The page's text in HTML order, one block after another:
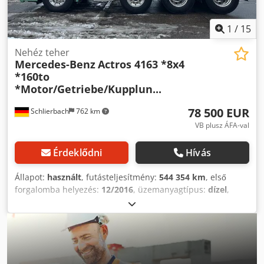
1 / 15
Schlierbach 762 km
Nehéz teher
Mercedes-BenzActros 4163 *8x4
*160to
*Motor/Getriebe/Kupplun...
78 500 EUR
VB plusz ÁFA-val
Érdeklődni Hívás
Állapot: használt, futásteljesítmény: 544 354 km, első
forgalomba helyezés: 12/2016, üzemanyagtípus: dízel,
, Gyártási év:
LS 8x4 GIGA - Space nehézteherszállító nyergesvontató,
160 tonna vontatási tömeg TELJES FELSZERELTSÉG! 18
hónappal ezelőtt: Eredeti Mercedes csere-motor, csere-
váltó, új intarder/retarder és kuplung! ● 6 hengeres Euro 6-